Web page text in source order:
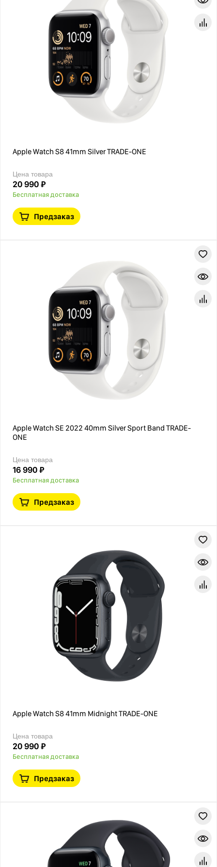
Apple Watch S8 41mm Silver TRADE-ONE
Цена товара
20 990 ₽
Бесплатная доставка
Предзаказ
Apple Watch SE 2022 40mm Silver Sport Band TRADE-
ONE
Цена товара
16 990 ₽
Бесплатная доставка
Предзаказ
Apple Watch S8 41mm Midnight TRADE-ONE
Цена товара
20 990 ₽
Бесплатная доставка
Предзаказ